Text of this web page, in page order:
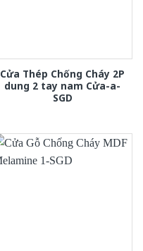
Cửa Thép Chống Cháy 2P
dung 2 tay nam Cửa-a-
SGD